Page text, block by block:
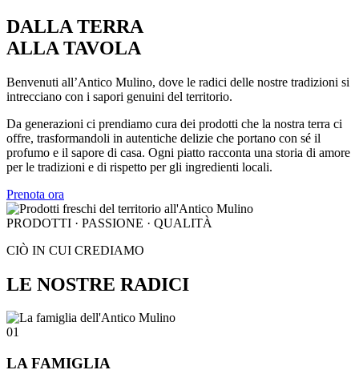
DALLA TERRA
ALLA TAVOLA
Benvenuti all’Antico Mulino, dove le radici delle nostre tradizioni si
intrecciano con i sapori genuini del territorio.
Da generazioni ci prendiamo cura dei prodotti che la nostra terra ci
offre, trasformandoli in autentiche delizie che portano con sé il
profumo e il sapore di casa. Ogni piatto racconta una storia di amore
per le tradizioni e di rispetto per gli ingredienti locali.
Prenota ora
PRODOTTI · PASSIONE · QUALITÀ
CIÒ IN CUI CREDIAMO
LE NOSTRE RADICI
01
LA FAMIGLIA